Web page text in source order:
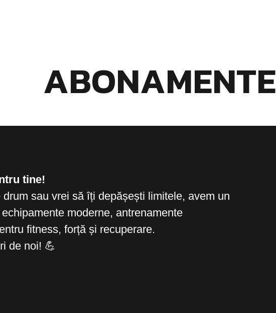
ABONAMENTE
tine!
sau vrei să îți depășești limitele, avem un
moderne, antrenamente
fitness, forță și recuperare.
de noi! 💪